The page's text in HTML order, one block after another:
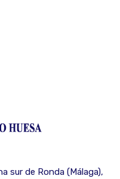
sur de Ronda (Málaga),